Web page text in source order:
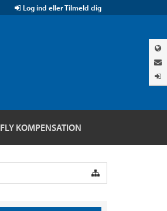
Log ind eller Tilmeld dig
FLY KOMPENSATION